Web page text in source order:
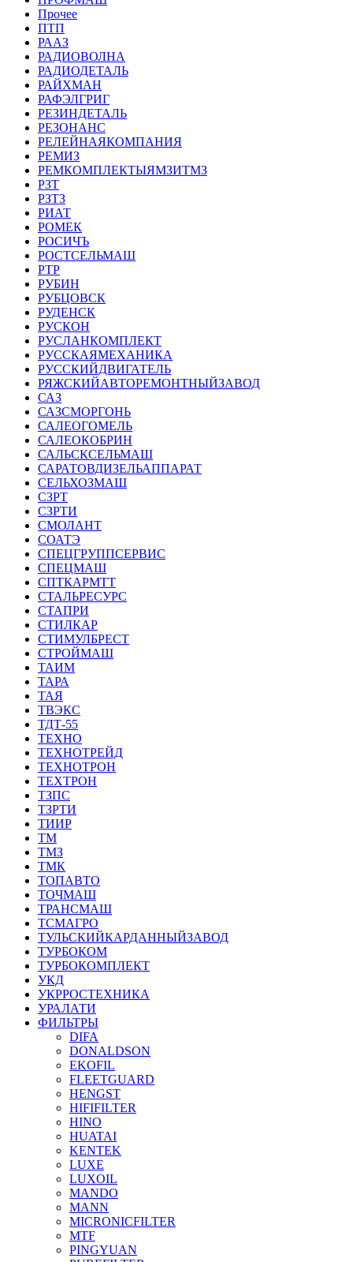
Прочее
ПТП
РААЗ
РАДИОВОЛНА
РАДИОДЕТАЛЬ
РАЙХМАН
РАФЭЛГРИГ
РЕЗИНДЕТАЛЬ
РЕЗОНАНС
РЕЛЕЙНАЯКОМПАНИЯ
РЕМИЗ
РЕМКОМПЛЕКТЫЯМЗИТМЗ
РЗТ
РЗТЗ
РИАТ
РОМЕК
РОСИЧЪ
РОСТСЕЛЬМАШ
РТР
РУБИН
РУБЦОВСК
РУДЕНСК
РУСКОН
РУСЛАНКОМПЛЕКТ
РУССКАЯМЕХАНИКА
РУССКИЙДВИГАТЕЛЬ
РЯЖСКИЙАВТОРЕМОНТНЫЙЗАВОД
САЗ
САЗСМОРГОНЬ
САЛЕОГОМЕЛЬ
САЛЕОКОБРИН
САЛЬСКСЕЛЬМАШ
САРАТОВДИЗЕЛЬАППАРАТ
СЕЛЬХОЗМАШ
СЗРТ
СЗРТИ
СМОЛАНТ
СОАТЭ
СПЕЦГРУППСЕРВИС
СПЕЦМАШ
СПТКАРМТТ
СТАЛЬРЕСУРС
СТАПРИ
СТИЛКАР
СТИМУЛБРЕСТ
СТРОЙМАШ
ТАИМ
ТАРА
ТАЯ
ТВЭКС
ТДТ-55
ТЕХНО
ТЕХНОТРЕЙД
ТЕХНОТРОН
ТЕХТРОН
ТЗПС
ТЗРТИ
ТИИР
ТМ
ТМЗ
ТМК
ТОПАВТО
ТОЧМАШ
ТРАНСМАШ
ТСМАГРО
ТУЛЬСКИЙКАРДАННЫЙЗАВОД
ТУРБОКОМ
ТУРБОКОМПЛЕКТ
УКД
УКРРОСТЕХНИКА
УРАЛАТИ
ФИЛЬТРЫ
DIFA
DONALDSON
EKOFIL
FLEETGUARD
HENGST
HIFIFILTER
HINO
HUATAI
KENTEK
LUXE
LUXOIL
MANDO
MANN
MICRONICFILTER
MTF
PINGYUAN